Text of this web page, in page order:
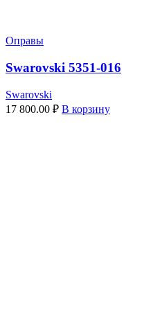
Оправы
Swarovski 5351-016
Swarovski
17 800.00 ₽ В корзину